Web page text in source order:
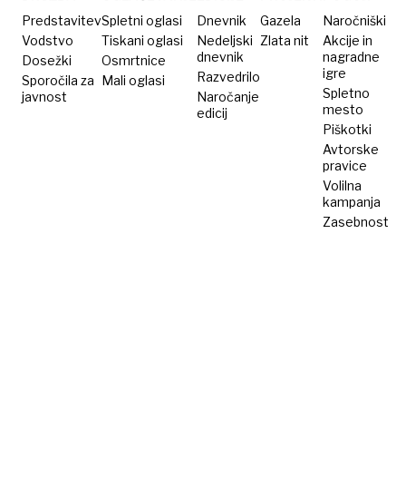
Predstavitev
Vodstvo
Dosežki
Sporočila za
javnost
Spletni oglasi
Tiskani oglasi
Osmrtnice
Mali oglasi
Dnevnik
Nedeljski
dnevnik
Razvedrilo
Naročanje
edicij
Gazela
Zlata nit
Naročniški
Akcije in
nagradne
igre
Spletno
mesto
Piškotki
Avtorske
pravice
Volilna
kampanja
Zasebnost